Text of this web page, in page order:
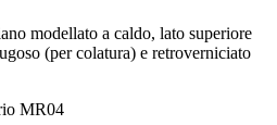
modellato a caldo, lato superiore
(per colatura) e retroverniciato
MR04